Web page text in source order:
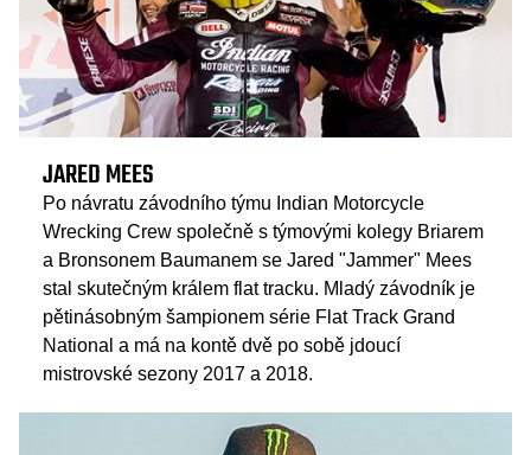
JARED MEES
Po návratu závodního týmu Indian Motorcycle
Wrecking Crew společně s týmovými kolegy Briarem
a Bronsonem Baumanem se Jared "Jammer" Mees
stal skutečným králem flat tracku. Mladý závodník je
pětinásobným šampionem série Flat Track Grand
National a má na kontě dvě po sobě jdoucí
mistrovské sezony 2017 a 2018.